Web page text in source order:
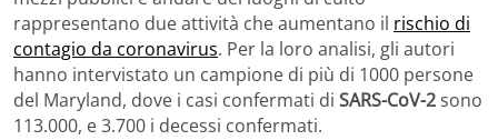
rappresentano due attività che aumentano il rischio di
contagio da coronavirus. Per la loro analisi, gli autori
hanno intervistato un campione di più di 1000 persone
del Maryland, dove i casi confermati di SARS-CoV-2sono
113.000, e 3.700 i decessi confermati.